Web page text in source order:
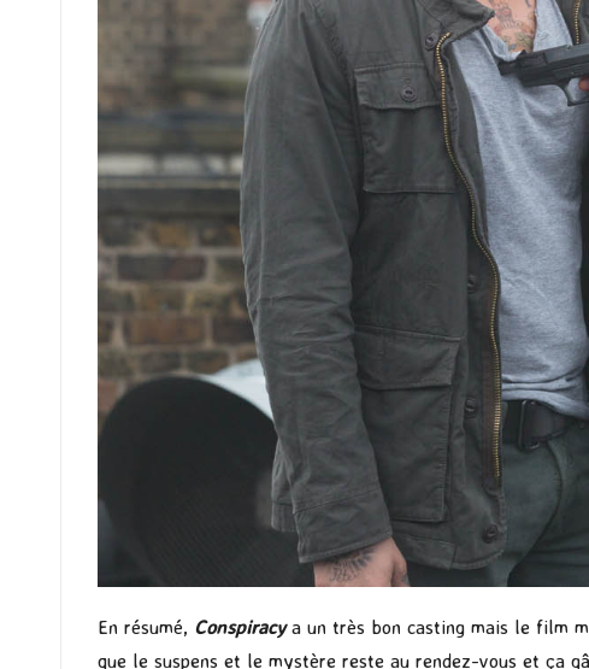
En résumé, Conspiracy a un très bon casting mais le film
que le suspens et le mystère reste au rendez-vous et ça